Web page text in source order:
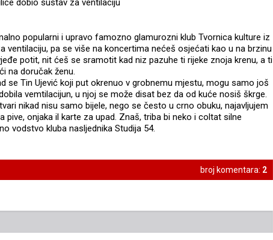
dobio sustav za ventilaciju
popularni i upravo famozno glamurozni klub Tvornica kulture iz
ventilaciju, pa se više na koncertima nećeš osjećati kao u na brzinu
potit, nit ćeš se sramotit kad niz pazuhe ti rijeke znoja krenu, a ti
na doručak ženu.
se Tin Ujević koji put okrenuo v grobnemu mjestu, mogu samo još
vemtilacijun, u njoj se može disat bez da od kuće nosiš škrge.
nikad nisu samo bijele, nego se često u crno obuku, najavljujem
pive, onjaka il karte za upad. Znaš, triba bi neko i coltat silne
vodstvo kluba nasljednika Studija 54.
broj komentara: 2